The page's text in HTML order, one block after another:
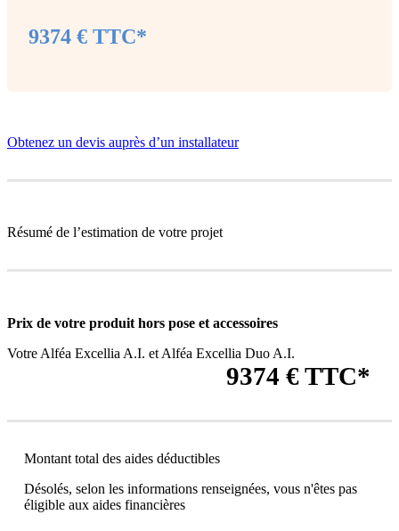
9374 € TTC*
Obtenez un devis auprès d’un installateur
Résumé de l’estimation de votre projet
Prix de votre produit hors pose et accessoires
Votre Alféa Excellia A.I. et Alféa Excellia Duo A.I.
9374 € TTC*
Montant total des aides déductibles
Désolés, selon les informations renseignées, vous n'êtes pas
éligible aux aides financières